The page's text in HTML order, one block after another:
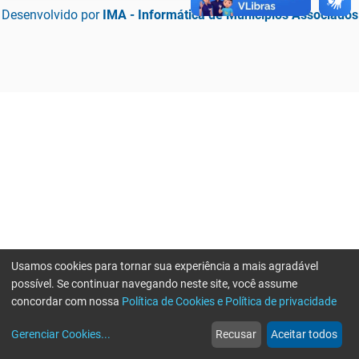
Desenvolvido por IMA - Informática de Municípios Associados
web
Notícias
more_horiz
Mais
Usamos cookies para tornar sua experiência a mais agradável
possível. Se continuar navegando neste site, você assume
concordar com nossa Política de Cookies e Política de privacidade
Gerenciar Cookies... Recusar Aceitar todos
Erro ao enviar informações, por favor tente novamente